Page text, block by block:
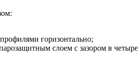
горизонтально;
слоем с зазором в четыре